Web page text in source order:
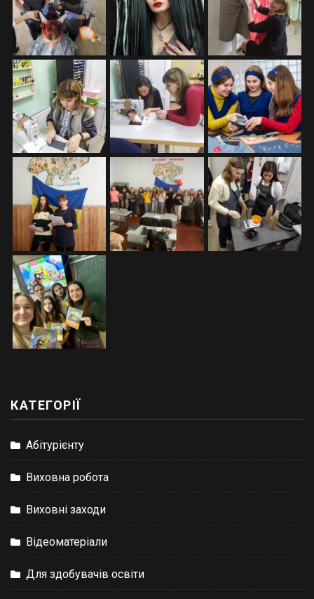
КАТЕГОРІЇ
Абітурієнту
Виховна робота
Виховні заходи
Відеоматеріали
Для здобувачів освіти